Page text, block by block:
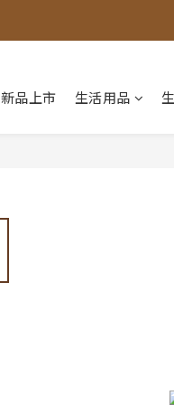
新品上市 生活用品